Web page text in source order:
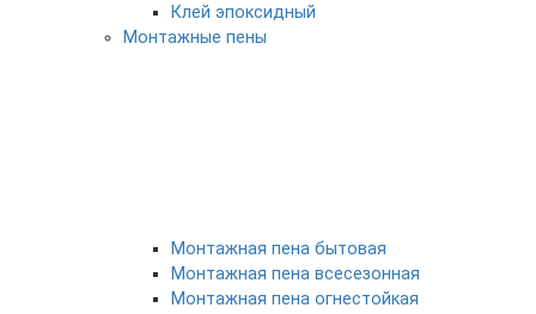
Клей эпоксидный
Монтажные пены
Монтажная пена бытовая
Монтажная пена всесезонная
Монтажная пена огнестойкая